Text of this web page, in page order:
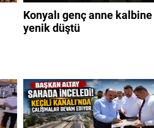
Konyalı genç anne kalbine
yenik düştü